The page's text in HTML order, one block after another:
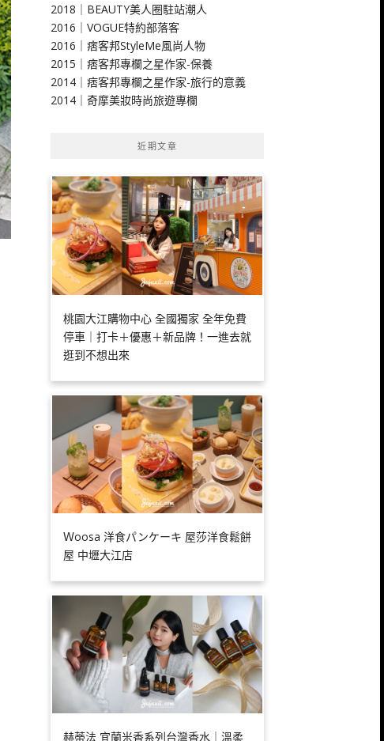
2018｜BEAUTY美人圈駐站潮人
2016｜VOGUE特約部落客
2016｜痞客邦StyleMe風尚人物
2015｜痞客邦專欄之星作家-保養
2014｜痞客邦專欄之星作家-旅行的意義
2014｜奇摩美妝時尚旅遊專欄
近期文章
桃園大江購物中心 全國獨家 全年免費
停車｜打卡＋優惠＋新品牌！一進去就
逛到不想出來
Ｗoosa 洋食パンケーキ 屋莎洋食鬆餅
屋 中壢大江店
赫蒂法 宜蘭米香系列台灣香水｜溫柔